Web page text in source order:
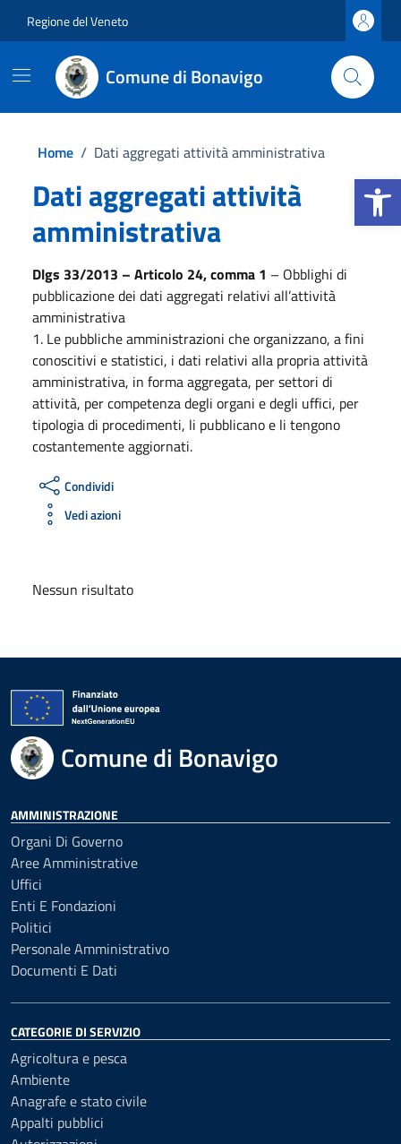
Apri la
Regione del Veneto
Comune di Bonavigo
Home / Dati aggregati attività amministrativa
Dati aggregati attività
amministrativa
Dlgs 33/2013 – Articolo 24, comma 1 – Obblighi di
pubblicazione dei dati aggregati relativi all’attività
amministrativa
1. Le pubbliche amministrazioni che organizzano, a fini
conoscitivi e statistici, i dati relativi alla propria attività
amministrativa, in forma aggregata, per settori di
attività, per competenza degli organi e degli uffici, per
tipologia di procedimenti, li pubblicano e li tengono
costantemente aggiornati.
Condividi
Vedi azioni
Nessun risultato
Comune di Bonavigo
AMMINISTRAZIONE
Organi Di Governo
Aree Amministrative
Uffici
Enti E Fondazioni
Politici
Personale Amministrativo
Documenti E Dati
CATEGORIE DI SERVIZIO
Agricoltura e pesca
Ambiente
Anagrafe e stato civile
Appalti pubblici